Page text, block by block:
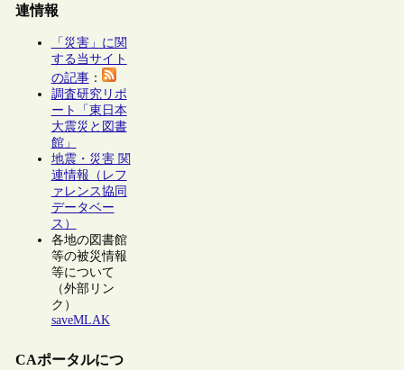
連情報
「災害」に関
する当サイト
の記事：
調査研究リポ
ート「東日本
大震災と図書
館」
地震・災害 関
連情報（レフ
ァレンス協同
データベー
ス）
各地の図書館
等の被災情報
等について
（外部リン
ク）
saveMLAK
CAポータルにつ